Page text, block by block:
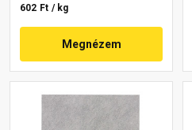
602 Ft / kg
Megnézem